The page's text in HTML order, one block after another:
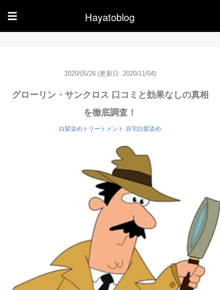
☰ Hayatoblog
2020/05/26 (更新日: 2020/11/04)
グローリン・サンクロス 口コミと効果なしの真相
を徹底調査！
白髪染めトリートメント 自宅白髪染め